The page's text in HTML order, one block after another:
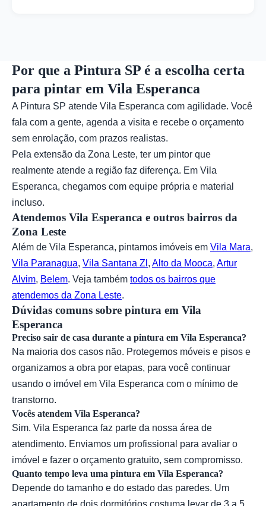
Por que a Pintura SP é a escolha certa
para pintar em Vila Esperanca
A Pintura SP atende Vila Esperanca com agilidade. Você
fala com a gente, agenda a visita e recebe o orçamento
sem enrolação, com prazos realistas.
Pela extensão da Zona Leste, ter um pintor que
realmente atende a região faz diferença. Em Vila
Esperanca, chegamos com equipe própria e material
incluso.
Atendemos Vila Esperanca e outros bairros da
Zona Leste
Além de Vila Esperanca, pintamos imóveis em Vila Mara,
Vila Paranagua, Vila Santana Zl , Alto da Mooca, Artur
Alvim, Belem. Veja também todos os bairros que
atendemos da Zona Leste.
Dúvidas comuns sobre pintura em Vila
Esperanca
Preciso sair de casa durante a pintura em Vila Esperanca?
Na maioria dos casos não. Protegemos móveis e pisos e
organizamos a obra por etapas, para você continuar
usando o imóvel em Vila Esperanca com o mínimo de
transtorno.
Vocês atendem Vila Esperanca?
Sim. Vila Esperanca faz parte da nossa área de
atendimento. Enviamos um profissional para avaliar o
imóvel e fazer o orçamento gratuito, sem compromisso.
Quanto tempo leva uma pintura em Vila Esperanca?
Depende do tamanho e do estado das paredes. Um